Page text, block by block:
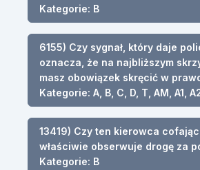
Kategorie: B
6155) Czy sygnał, który daje
oznacza, że na najbliższym
masz obowiązek skręcić w
Kategorie: A, B, C, D, T, AM, A1,
13419) Czy ten kierowca
właściwie obserwuje drogę za
Kategorie: B